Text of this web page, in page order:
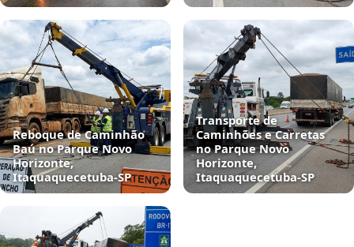
Reboque de Caminhão
Baú no Parque Novo
Horizonte,
Itaquaquecetuba‑SP
Transporte de
Caminhões e Carretas
no Parque Novo
Horizonte,
Itaquaquecetuba‑SP